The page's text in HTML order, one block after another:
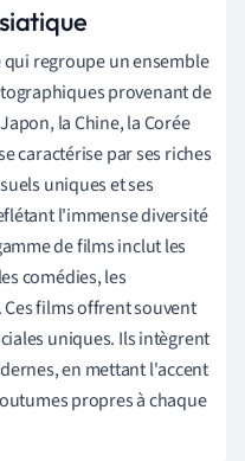
regroupe un ensemble
provenant de
la Chine, la Corée
caractérise par ses riches
uniques et ses
l'immense diversité
de films inclut les
comédies, les
films offrent souvent
uniques. Ils intègrent
en mettant l'accent
propres à chaque